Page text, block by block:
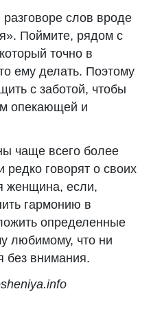
разговоре слов вроде
Поймите, рядом с
точно в
ему делать. Поэтому
с заботой, чтобы
опекающей и
чаще всего более
говорят о своих
женщина, если,
гармонию в
определенные
любимому, что ни
без внимания.